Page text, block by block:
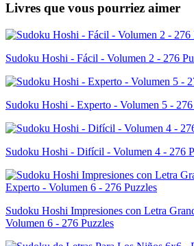
Livres que vous pourriez aimer
Sudoku Hoshi - Fácil - Volumen 2 - 276
Sudoku Hoshi - Experto - Volumen 5 - 276
Sudoku Hoshi - Difícil - Volumen 4 - 276
Sudoku Hoshi Impresiones con Letra
Volumen 6 - 276 Puzzles